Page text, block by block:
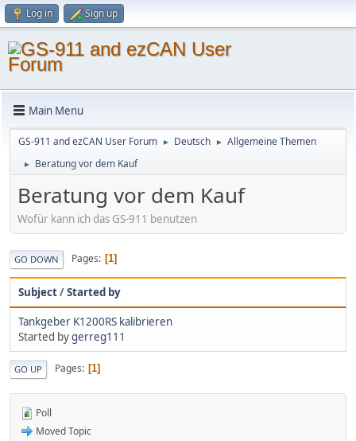
Log in Sign up
Main Menu
GS-911 and ezCAN User Forum ► Deutsch ► Allgemeine Themen
► Beratung vor dem Kauf
Beratung vor dem Kauf
Wofür kann ich das GS-911 benutzen
GO DOWN Pages 1
Subject/Started by
Tankgeber K1200RS kalibrieren
Started bygerreg111
GO UP Pages 1
Poll
Moved Topic